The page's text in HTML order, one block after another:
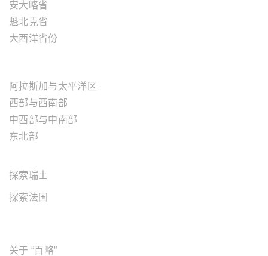
安大略省
魁北克省
大西洋省份
阿拉斯加与太平洋区
西部与西南部
中西部与中南部
东北部
探索瑞士
探索法国
关于 “百略”